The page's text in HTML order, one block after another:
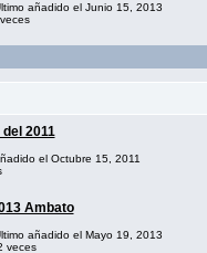
añadido el Junio 15, 2013
2011
el Octubre 15, 2011
Ambato
añadido el Mayo 19, 2013
veces